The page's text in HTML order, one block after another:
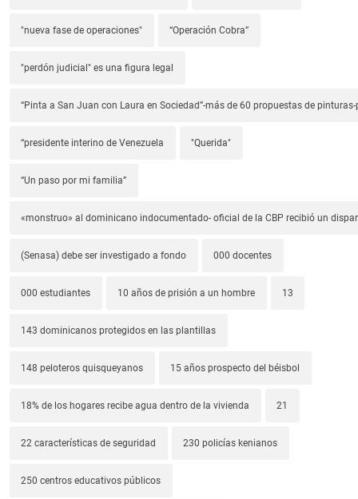
"nueva fase de operaciones" “Operación Cobra”
"perdón judicial" es una figura legal
“Pinta a San Juan con Laura en Sociedad”-más de 60 propuestas de
“presidente interino de Venezuela "Querida"
“Un paso por mi familia”
«monstruo» al dominicano indocumentado- oficial de la CBP recibió un
(Senasa) debe ser investigado a fondo 000 docentes
000 estudiantes 10 años de prisión a un hombre 13
143 dominicanos protegidos en las plantillas
148 peloteros quisqueyanos 15 años prospecto del béisbol
18% de los hogares recibe agua dentro de la vivienda 21
22 características de seguridad 230 policías kenianos
250 centros educativos públicos